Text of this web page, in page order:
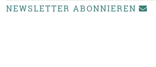
NEWSLETTER ABONNIEREN